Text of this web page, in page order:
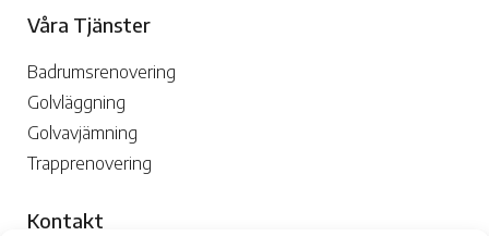
Våra Tjänster
Badrumsrenovering
Golvläggning
Golvavjämning
Trapprenovering
Kontakt